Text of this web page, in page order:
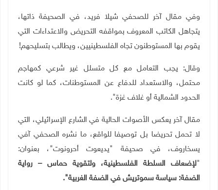
وفي مقال آخر للصحفي شيلا فريد، في الصحيفة ذاتها،
يتجاهل الكاتب المعروف بمواقفه التحريض والاعتداءات التي
يقوم بها المستوطنون تجاه الفلسطينيين، ويطالب بتسليحهم!
وقال: يجب التعامل مع كل متسلل غير شرعي كمهاجم
محتمل، والاستعداد للدفاع عن المستوطنات، كما لو كانت
الحدود الشمالية أو غلاف غزة".
مقال آخر يعكس الأصوات الحالية في الشارع الإسرائيلي، التي
لا تحمل تحريضا بل توصيفا للواقع، ما نشره الصحفيآفي
يسخاروف، في صحيفة "يديعوت أحرونوت"، بعنوان:
"لإضعاف السلطة الفلسطينية، ولتقوية حماس – رواية
الضفة: سياسة سموتريش في الضفة الغربية".